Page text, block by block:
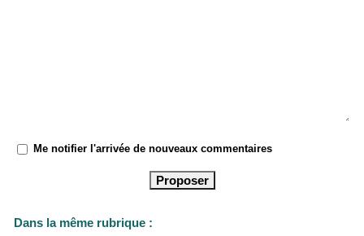
Me notifier l'arrivée de nouveaux commentaires
Dans la même rubrique :